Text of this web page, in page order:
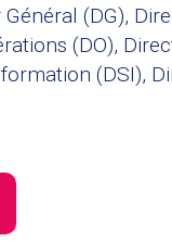
Général (DG),
(DO),
(DSI),